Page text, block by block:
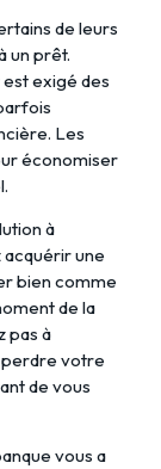
de leurs
un prêt.
exigé des
Les
économiser
à
une
bien comme
de la
pas à
votre
de vous
vous a